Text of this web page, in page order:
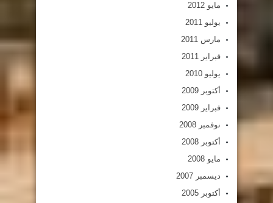
مايو 2012
يوليو 2011
مارس 2011
فبراير 2011
يوليو 2010
أكتوبر 2009
فبراير 2009
نوفمبر 2008
أكتوبر 2008
مايو 2008
ديسمبر 2007
أكتوبر 2005